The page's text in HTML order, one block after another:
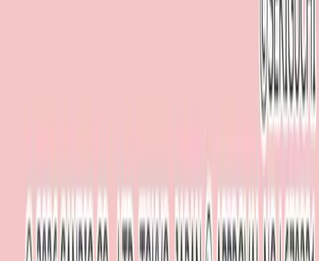
※Benex各店舗で撮影・プレイされた動画に限ります
近くのBenex店舗を探す 開催中のイベント情報を見る